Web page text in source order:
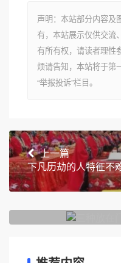
声明：本站部分内容及
有，本站展示仅供交流
有所有权，请读者理性
烦请告知，本站将于第
“举报投诉”栏目。
上一篇
下凡历劫的人特征不